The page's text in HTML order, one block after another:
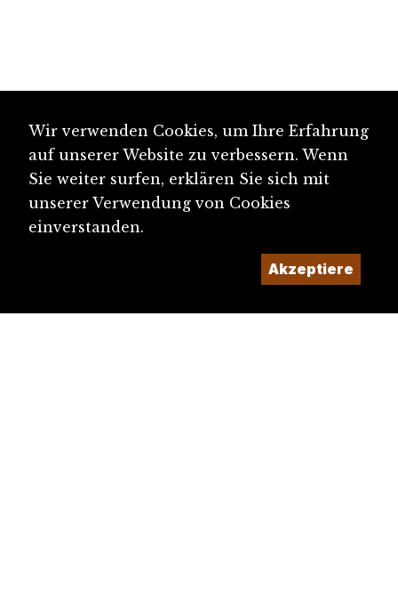
Wir verwenden Cookies, um Ihre Erfahrung
auf unserer Website zu verbessern. Wenn
Sie weiter surfen, erklären Sie sich mit
unserer Verwendung von Cookies
einverstanden.
Akzeptiere